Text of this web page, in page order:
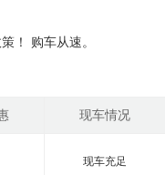
！ 购车从速。
现车情况
现车充足